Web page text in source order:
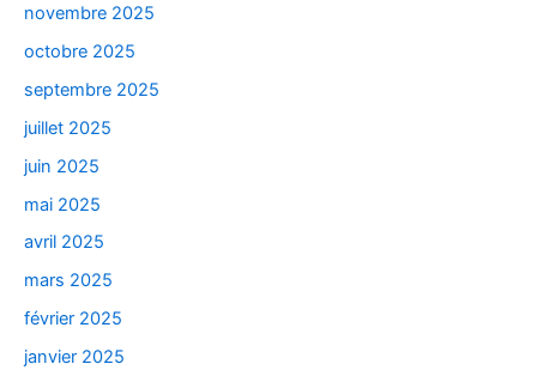
novembre 2025
octobre 2025
septembre 2025
juillet 2025
juin 2025
mai 2025
avril 2025
mars 2025
février 2025
janvier 2025